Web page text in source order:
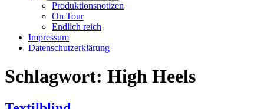
Produktionsnotizen
On Tour
Endlich reich
Impressum
Datenschutzerklärung
Schlagwort: High Heels